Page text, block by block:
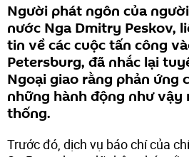
Người phát ngôn của
nước Nga Dmitry Peskov,
tin về các cuộc tấn công
Petersburg, đã nhắc lại
Ngoại giao rằng phản ứng
những hành động như vậy
thống.
Trước đó, dịch vụ báo chí của